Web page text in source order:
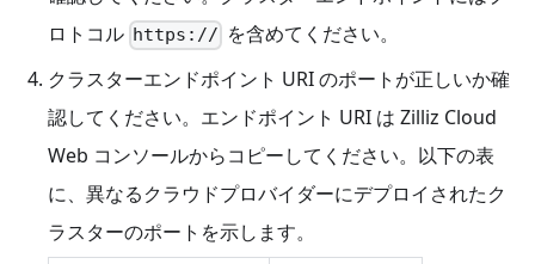
ロトコル https:// を含めてください。
クラスターエンドポイント URI のポートが正しいか確
認してください。エンドポイント URI は Zilliz Cloud
Web コンソールからコピーしてください。以下の表
に、異なるクラウドプロバイダーにデプロイされたク
ラスターのポートを示します。